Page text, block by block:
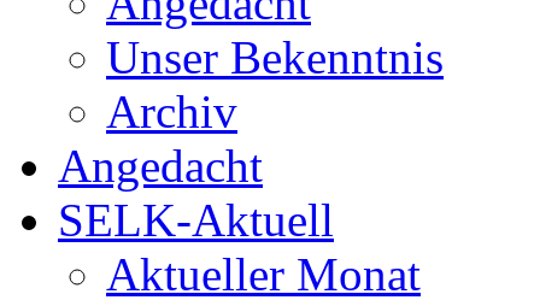
Unser Bekenntnis
Archiv
Angedacht
SELK-Aktuell
Aktueller Monat